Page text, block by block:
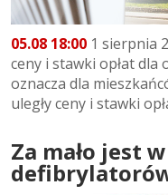
05.08 18:00 1 sierpnia
ceny i stawki opłat dla
oznacza dla
uległy ceny i stawki
Za mało jest